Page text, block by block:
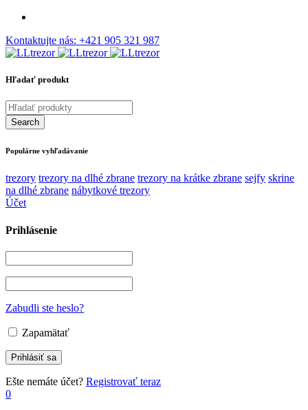
Kontaktujte nás: +421 905 321 987
Hľadať produkt
Populárne vyhľadávanie
trezory trezory na dlhé zbrane trezory na krátke zbrane sejfy skrine
na dlhé zbrane nábytkové trezory
Účet
Prihlásenie
Zabudli ste heslo?
Zapamätať
Ešte nemáte účet? Registrovať teraz
0